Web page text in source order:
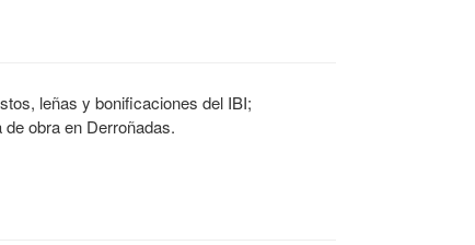
leñas y bonificaciones del IBI;
obra en Derroñadas.